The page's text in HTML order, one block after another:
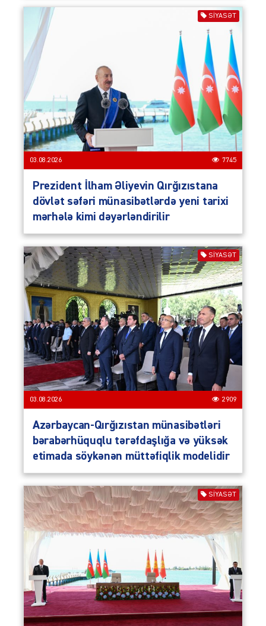
SIYASƏT
03.08.2026 7745
Prezident İlham Əliyevin Qırğızıstana
dövlət səfəri münasibətlərdə yeni tarixi
mərhələ kimi dəyərləndirilir
SIYASƏT
03.08.2026 2909
Azərbaycan-Qırğızıstan münasibətləri
bərabərhüquqlu tərəfdaşlığa və yüksək
etimada söykənən müttəfiqlik modelidir
SIYASƏT